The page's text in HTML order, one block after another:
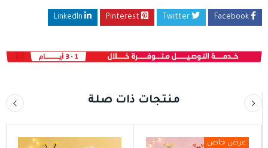
Facebook
Twitter
Pinterest
LinkedIn
منتجات ذات صلة
عرض خاص